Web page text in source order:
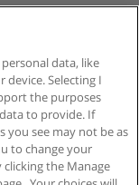
data, like
Selecting I
the purposes
to provide. If
you see may not be as
to change your
the Manage